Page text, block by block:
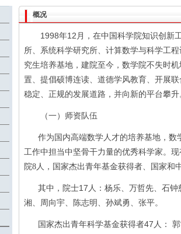
概况
1998年12 月，在中国科学院知识创新
所、系统科学研究所、计算数学与科学工
究生培养基地，建院至今，数学院不失时
置、提倡硕博连读、道德学风教育、开展
稳定、正规的发展道路，并向新的平台攀升
（一）师资队伍
作为国内高端数学人才的培养基地，
工作中担当中坚骨干力量的优秀科学家。
院8人，国家杰出青年基金获得者、国家和
其中，院士17 人：杨乐、万哲先、石
湘、周向宇、陈志明、孙斌勇、张平。
国家杰出青年科学基金获得者47 人：